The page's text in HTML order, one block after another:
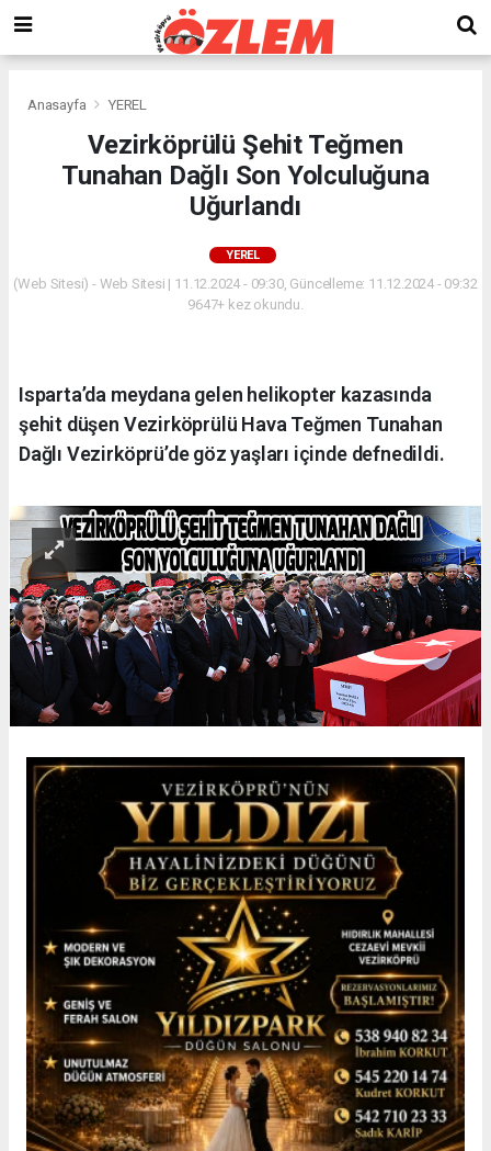
Anasayfa YEREL
Vezirköprülü Şehit Teğmen
Tunahan Dağlı Son Yolculuğuna
Uğurlandı
YEREL
(Web Sitesi) - Web Sitesi | 11.12.2024 - 09:30, Güncelleme: 11.12.2024 - 09:32
9647+ kez okundu.
Isparta’da meydana gelen helikopter kazasında
şehit düşen Vezirköprülü Hava Teğmen Tunahan
Dağlı Vezirköprü’de göz yaşları içinde defnedildi.